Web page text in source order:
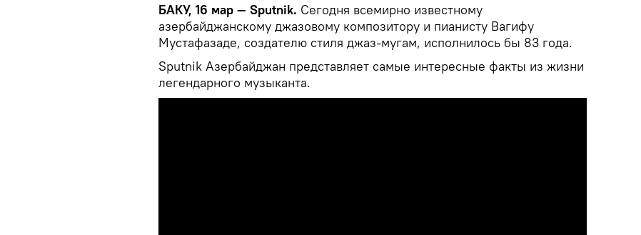
БАКУ, 16 мар — Sputnik. Сегодня всемирно известному
азербайджанскому джазовому композитору и пианисту Вагифу
Мустафазаде, создателю стиля джаз-мугам, исполнилось бы 83 года.
Sputnik Азербайджан представляет самые интересные факты из жизни
легендарного музыканта.